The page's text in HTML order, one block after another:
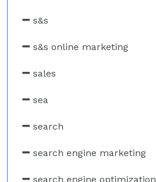
s&s
s&s online marketing
sales
sea
search
search engine marketing
search engine optimization